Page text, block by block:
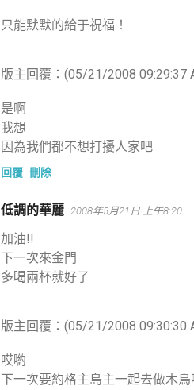
只能默默的給于祝福！
版主回覆：(05/21/2008 09:29:37
是啊
我想
因為我們都不想打擾人家吧
回覆 刪除
低調的華麗 2008年5月21日 上午8:20
加油!!
下一次來金門
多喝兩杯就好了
版主回覆：(05/21/2008 09:30:30
哎喲
下一次要約格主島主一起去做木鳥